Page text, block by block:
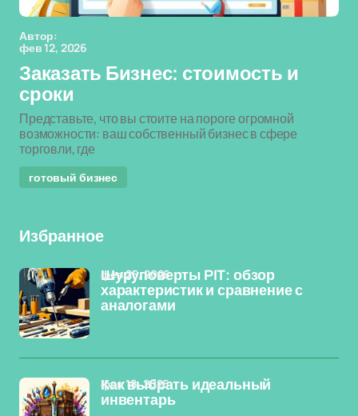
Автор:
фев 12, 2026
Заказать Бизнес: стоимость и
сроки
Представьте, что вы стоите на пороге огромной
возможности: ваш собственный бизнес в сфере
торговли, где
готовый бизнес
Избранное
Шуруповерты PIT: обзор
характеристик и сравнение с
аналогами
фев 25, 2026
Как выбрать идеальный
инвентарь
фев 18, 2026